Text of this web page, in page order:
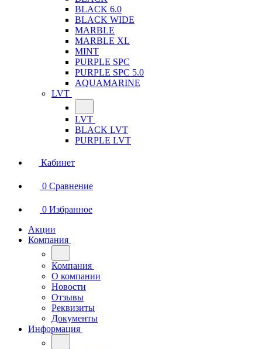
BLACK 6.0
BLACK WIDE
MARBLE
MARBLE XL
MINT
PURPLE SPC
PURPLE SPC 5.0
AQUAMARINE
LVT
LVT
BLACK LVT
PURPLE LVT
Кабинет
0 Сравнение
0 Избранное
Акции
Компания
Компания
О компании
Новости
Отзывы
Реквизиты
Документы
Информация